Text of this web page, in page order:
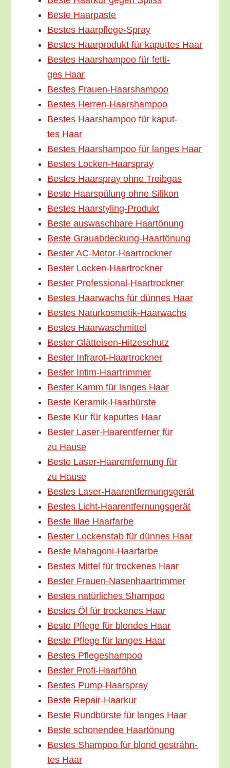
Bes­te Haarpaste
Bes­tes Haarpflege-Spray
Bes­tes Haar­pro­dukt für kaput­tes Haar
Bes­tes Haar­sham­poo für fet­ti­
ges Haar
Bes­tes Frauen-Haarshampoo
Bes­tes Herren-Haarshampoo
Bes­tes Haar­sham­poo für kaput­
tes Haar
Bes­tes Haar­sham­poo für lan­ges Haar
Bes­tes Locken-Haarspray
Bes­tes Haar­spray ohne Treibgas
Bes­te Haar­spü­lung ohne Silikon
Bes­tes Haarstyling-Produkt
Bes­te aus­wasch­ba­re Haartönung
Bes­te Grauabdeckung-Haartönung
Bes­ter AC-Motor-Haartrockner
Bes­ter Locken-Haartrockner
Bes­ter Professional-Haartrockner
Bes­tes Haar­wachs für dün­nes Haar
Bes­tes Naturkosmetik-Haarwachs
Bes­tes Haarwaschmittel
Bes­ter Glätteisen-Hitzeschutz
Bes­ter Infrarot-Haartrockner
Bes­ter Intim-Haartrimmer
Bes­ter Kamm für lan­ges Haar
Bes­te Keramik-Haarbürste
Bes­te Kur für kaput­tes Haar
Bes­ter Laser-Haar­en­t­­fer­­ner für
zu Hause
Bes­te Laser-Haar­en­t­­fer­­nung für
zu Hause
Bes­tes Laser-Haarentfernungsgerät
Bes­tes Licht-Haarentfernungsgerät
Bes­te lilae Haarfarbe
Bes­ter Locken­stab für dün­nes Haar
Bes­te Mahagoni-Haarfarbe
Bes­tes Mit­tel für tro­cke­nes Haar
Bes­ter Frauen-Nasenhaartrimmer
Bes­tes natür­li­ches Shampoo
Bes­tes Öl für tro­cke­nes Haar
Bes­te Pfle­ge für blon­des Haar
Bes­te Pfle­ge für lan­ges Haar
Bes­tes Pflegeshampoo
Bes­ter Profi-Haarföhn
Bes­tes Pump-Haarspray
Bes­te Repair-Haarkur
Bes­te Rund­bürs­te für lan­ges Haar
Bes­te scho­nen­dee Haartönung
Bes­tes Sham­poo für blond gesträhn­
tes Haar